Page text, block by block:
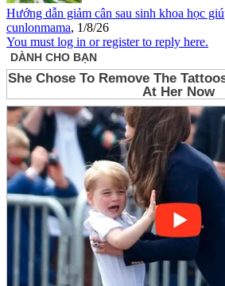
Hướng dẫn giảm cân sau sinh khoa học
cunlonmama, 1/8/26
You must log in or register to reply here.